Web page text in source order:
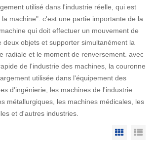
utilisé dans l'industrie réelle, qui est
machine". c'est une partie importante de la
qui doit effectuer un mouvement de
deux objets et supporter simultanément la
radiale et le moment de renversement. avec
de l'industrie des machines, la couronne
utilisée dans l'équipement des
d'ingénierie, les machines de l'industrie
métallurgiques, les machines médicales, les
et d'autres industries.
Grid